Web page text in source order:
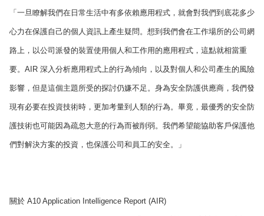
「一旦瞭解我們在日常生活中有多依賴應用程式，就會對我們到底花多少
心力在保護自己的個人資訊上產生疑問。想到我們會在工作場所的公司網
路上，以公司派發的裝置使用個人和工作用的應用程式，這點就相當重
要。AIR 深入分析應用程式上的行為傾向，以及對個人和公司產生的風險
影響，但是這個主題所受的探討仍嫌不足。身為安全防護供應商，我們發
現有必要在投資技術時，更加考量到人類的行為。畢竟，最優秀的安全防
護技術也可能因為疏忽大意的行為而被削弱。我們希望能協助客戶保護他
們對解決方案的投資，也保護公司和員工的安全。」
關於 A10 Application Intelligence Report (AIR)